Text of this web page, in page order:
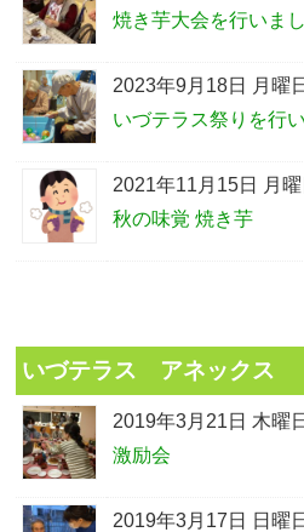
焼き芋大会を行いまし
2023年9月18日 月曜日
いづテラス祭りを行
2021年11月15日 月曜
秋の味覚 焼き芋
いづテラス アネックス
2019年3月21日 木曜日
激励会
2019年3月17日 日曜日